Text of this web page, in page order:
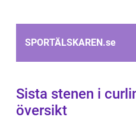
SPORTÄLSKAREN.se
Sista stenen i
översikt